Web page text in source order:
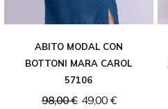
ABITO MODAL CON
BOTTONI MARA CAROL
57106
98,00 € 49,00 €